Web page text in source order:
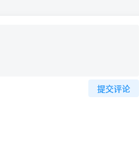
提交评论